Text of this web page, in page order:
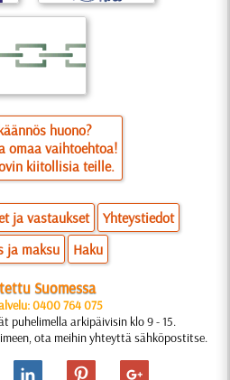
huono?
omaa vaihtoehtoa!
kiitollisia teille.
ja vastaukset
Yhteystiedot
ja maksu
Haku
Suomessa
0400 764 075
puhelimella arkipäivisin klo 9 - 15.
ota meihin yhteyttä sähköpostitse.